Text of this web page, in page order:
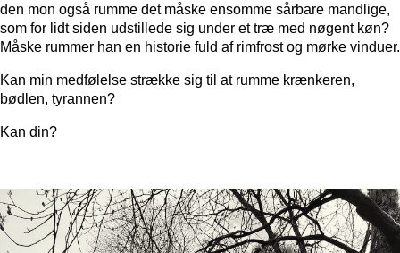
den mon også rumme det måske ensomme sårbare mandlige,
som for lidt siden udstillede sig under et træ med nøgent køn?
Måske rummer han en historie fuld af rimfrost og mørke vinduer.
Kan min medfølelse strække sig til at rumme krænkeren,
bødlen, tyrannen?
Kan din?